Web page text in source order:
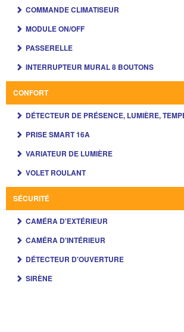
COMMANDE CLIMATISEUR
MODULE ON/OFF
PASSERELLE
INTERRUPTEUR MURAL 8 BOUTONS
CONFORT
DÉTECTEUR DE PRÉSENCE, LUMIÈRE,
PRISE SMART 16A
VARIATEUR DE LUMIÈRE
VOLET ROULANT
SÉCURITÉ
CAMÉRA D'EXTÉRIEUR
CAMÉRA D'INTÉRIEUR
DÉTECTEUR D'OUVERTURE
SIRÈNE